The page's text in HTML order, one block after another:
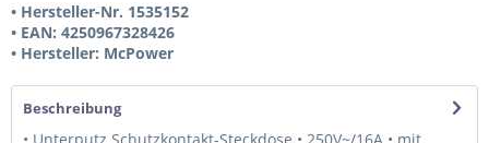
• Hersteller-Nr. 1535152
• EAN: 4250967328426
• Hersteller: McPower
Beschreibung